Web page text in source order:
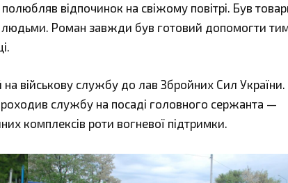
відпочинок на свіжому повітрі. Був
людьми. Роман завжди був готовий допомогти
військову службу до лав Збройних Сил України.
службу на посаді головного сержанта —
комплексів роти вогневої підтримки.